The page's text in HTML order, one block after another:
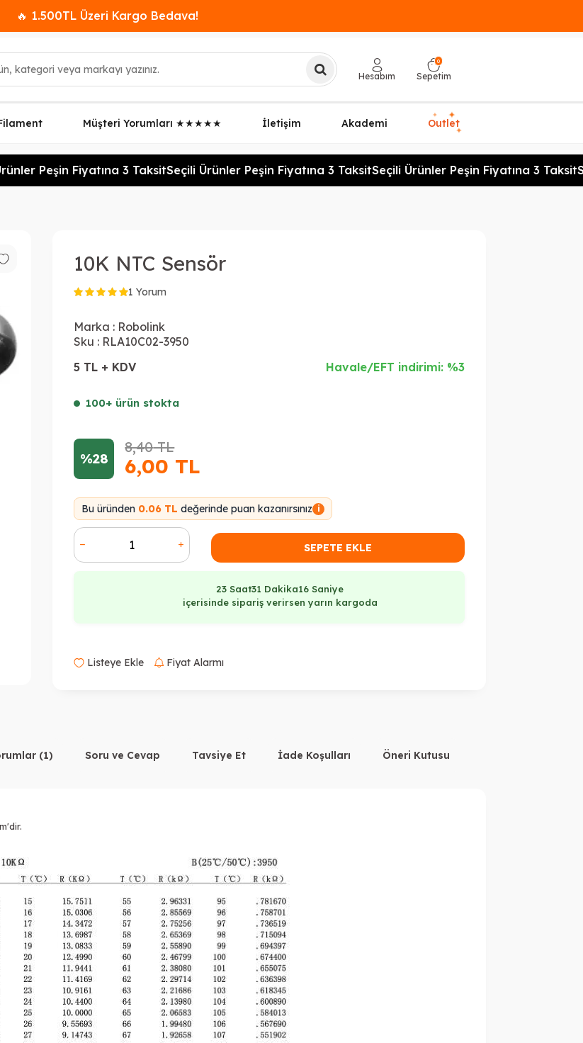
🔥 1.500TL Üzeri Kargo Bedava!
Hesabım
0
Sepetim
Müşteri Yorumları ★★★★★ İletişim Akademi Outlet
✦ ✦
✦
Peşin Fiyatına 3 TaksitSeçili Ürünler Peşin Fiyatına 3 TaksitSeçili Ürünler Peşin Fiyatına 3 Taksit
10K NTC Sensör
1 Yorum
Marka : Robolink
Sku : RLA10C02-3950
5 TL + KDV
Havale/EFT indirimi: %3
100+ ürün stokta
%28
8,40TL
6,00 TL
Bu üründen 0.06 TL değerinde puan kazanırsınız i
SEPETE EKLE
23 Saat31 Dakika15 Saniye
içerisinde sipariş verirsen yarın kargoda
Listeye Ekle Fiyat Alarmı
(1) Soru ve Cevap Tavsiye Et İade Koşulları Öneri Kutusu